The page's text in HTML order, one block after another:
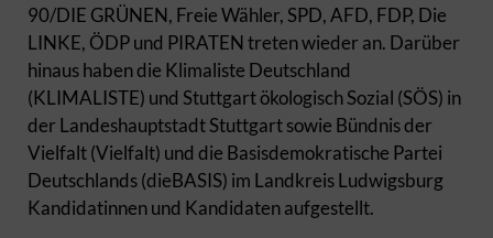
90/DIE GRÜNEN, Freie Wähler, SPD, AFD, FDP, Die
LINKE, ÖDP und PIRATEN treten wieder an. Darüber
hinaus haben die Klimaliste Deutschland
(KLIMALISTE) und Stuttgart ökologisch Sozial (SÖS) in
der Landeshauptstadt Stuttgart sowie Bündnis der
Vielfalt (Vielfalt) und die Basisdemokratische Partei
Deutschlands (dieBASIS) im Landkreis Ludwigsburg
Kandidatinnen und Kandidaten aufgestellt.